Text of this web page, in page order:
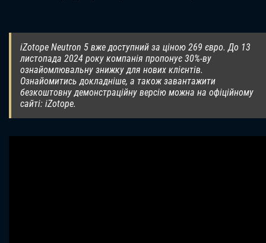
iZotope Neutron 5 вже доступний за ціною 269 євро. До 13
листопада 2024 року компанія пропонує 30%-ву
ознайомлювальну знижку для нових клієнтів.
Ознайомитись докладніше, а також завантажити
безкоштовну демонстраційну версію можна на офіційному
сайті: iZotope.